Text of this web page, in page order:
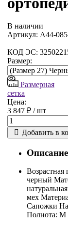
В наличии
Артикул: А44-
КОД ЭС:
Размер:
Размерная
сетка
Цена:
3 847 ₽ /шт
Возрастная
черный
мех
Сапожки
Полнота: M